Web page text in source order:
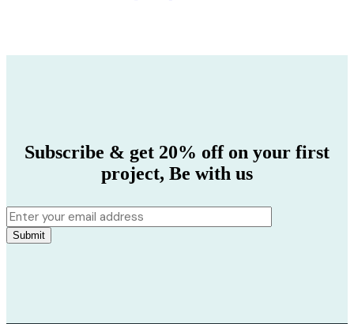
Subscribe & get 20% off on your first
project, Be with us
Submit